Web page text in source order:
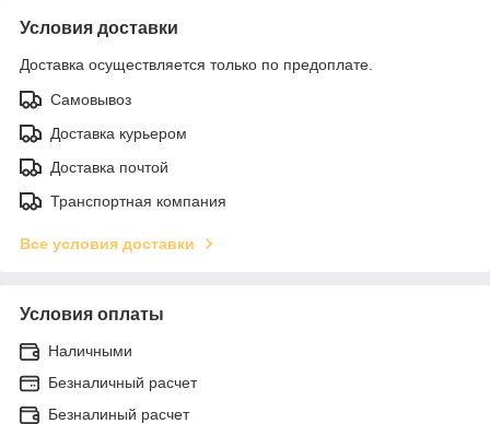
Условия доставки
Доставка осуществляется только по предоплате.
Самовывоз
Доставка курьером
Доставка почтой
Транспортная компания
Все условия доставки
Условия оплаты
Наличными
Безналичный расчет
Безналиный расчет